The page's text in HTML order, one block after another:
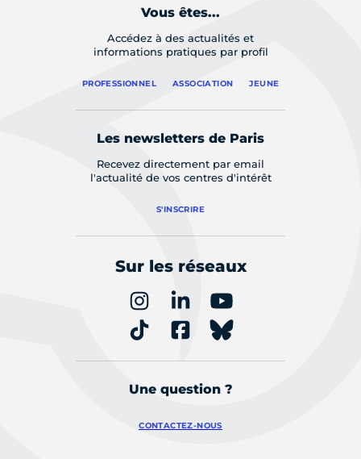
Vous êtes...
Accédez à des actualités et
informations pratiques par profil
PROFESSIONNEL ASSOCIATION JEUNE
Les newsletters de Paris
Recevez directement par email
l'actualité de vos centres d'intérêt
S'INSCRIRE
Sur les réseaux
Une question ?
CONTACTEZ-NOUS